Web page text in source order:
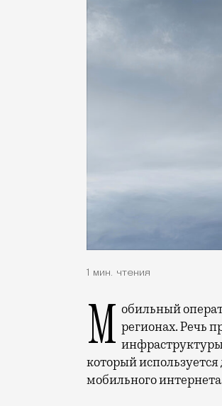
1 мин. чтения
Мобильный оператор Т2 завершил работы по увеличению скорости интернета в регионах. Речь
который
мобильного